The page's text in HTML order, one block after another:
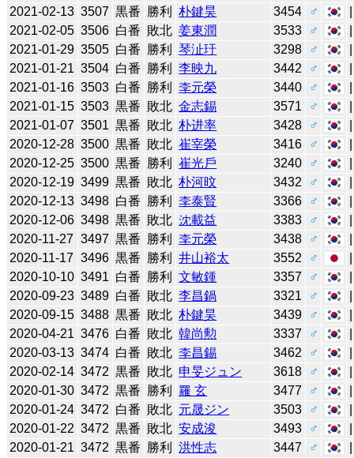
2021-02-13 3507 黒番 勝利 朴鍵昊 3454 ♂
2021-02-05 3506 白番 敗北 姜東潤 3533 ♂
2021-01-29 3505 白番 勝利 琴沚玗 3298 ♂
2021-01-21 3504 白番 勝利 李映九 3442 ♂
2021-01-16 3503 白番 勝利 李元榮 3440 ♂
2021-01-15 3503 黒番 敗北 金志錫 3571 ♂
2021-01-07 3501 黒番 敗北 朴进率 3428 ♂
2020-12-28 3500 黒番 敗北 崔宰榮 3416 ♂
2020-12-25 3500 黒番 勝利 崔光戶 3240 ♂
2020-12-19 3499 黒番 敗北 朴河旼 3432 ♂
2020-12-13 3498 白番 勝利 李泰賢 3366 ♂
2020-12-06 3498 黒番 敗北 沈載益 3383 ♂
2020-11-27 3497 黒番 勝利 李元榮 3438 ♂
2020-11-17 3496 黒番 勝利 井山裕太 3552 ♂
2020-10-10 3491 白番 勝利 文敏鍾 3357 ♂
2020-09-23 3489 白番 敗北 李昌鍋 3321 ♂
2020-09-15 3488 黒番 敗北 朴鍵昊 3439 ♂
2020-04-21 3476 白番 敗北 韓尚勲 3337 ♂
2020-03-13 3474 白番 敗北 李昌錫 3462 ♂
2020-02-14 3472 黒番 敗北 申旻ジュン 3618 ♂
2020-01-30 3472 黒番 勝利 羅 玄 3477 ♂
2020-01-24 3472 白番 敗北 元晟ジン 3503 ♂
2020-01-22 3472 黒番 敗北 安成浚 3493 ♂
2020-01-21 3472 黒番 勝利 洪性志 3447 ♂